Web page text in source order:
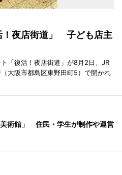
！夜店街道」 子ども店主
「復活！夜店街道」が8月2日、JR
大阪市都島区東野田町5）で開かれ
術館」 住民・学生が制作や運営